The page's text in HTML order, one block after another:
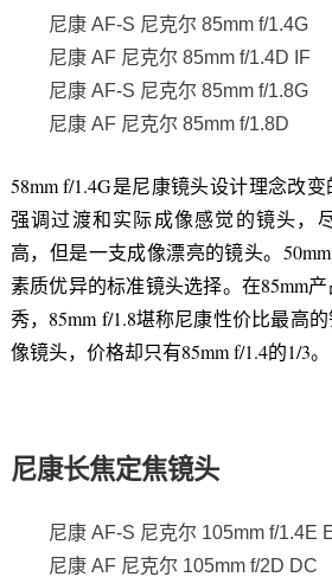
尼康 AF-S 尼克尔 85mm f/1.4G
尼康 AF 尼克尔 85mm f/1.4D IF
尼康 AF-S 尼克尔 85mm f/1.8G
尼康 AF 尼克尔 85mm f/1.8D
58mm f/1.4G是尼康镜头设计理念改
强调过渡和实际成像感觉的镜头，
高，但是一支成像漂亮的镜头。
素质优异的标准镜头选择。在85mm
秀，85mm f/1.8堪称尼康性价比最高
像镜头，价格却只有85mm f/1.4的1/3。
尼康长焦定焦镜头
尼康 AF-S 尼克尔 105mm f/1.4E
尼康 AF 尼克尔 105mm f/2D DC